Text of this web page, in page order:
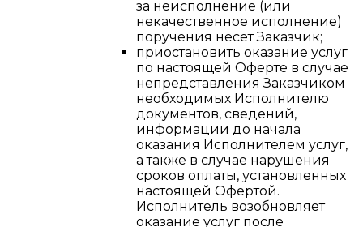
за неисполнение (или
некачественное исполнение)
поручения несет Заказчик;
приостановить оказание услуг
по настоящей Оферте в случае
непредставления Заказчиком
необходимых Исполнителю
документов, сведений,
информации до начала
оказания Исполнителем услуг,
а также в случае нарушения
сроков оплаты, установленных
настоящей Офертой.
Исполнитель возобновляет
оказание услуг после